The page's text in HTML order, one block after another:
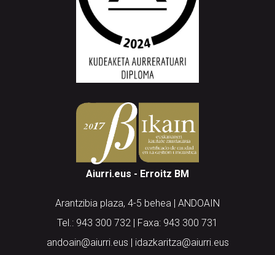
Aiurri.eus - Erroitz BM
Arantzibia plaza, 4-5 behea | ANDOAIN
Tel.: 943 300 732 | Faxa: 943 300 731
andoain@aiurri.eus | idazkaritza@aiurri.eus